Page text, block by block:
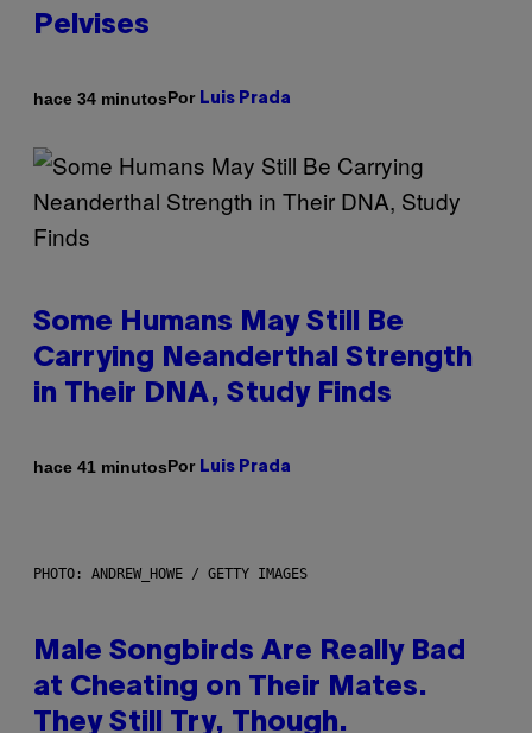
Pelvises
hace 34 minutosPor Luis Prada
Some Humans May Still Be
Carrying Neanderthal Strength
in Their DNA, Study Finds
hace 41 minutosPor Luis Prada
PHOTO: ANDREW_HOWE / GETTY IMAGES
Male Songbirds Are Really Bad
at Cheating on Their Mates.
They Still Try, Though.